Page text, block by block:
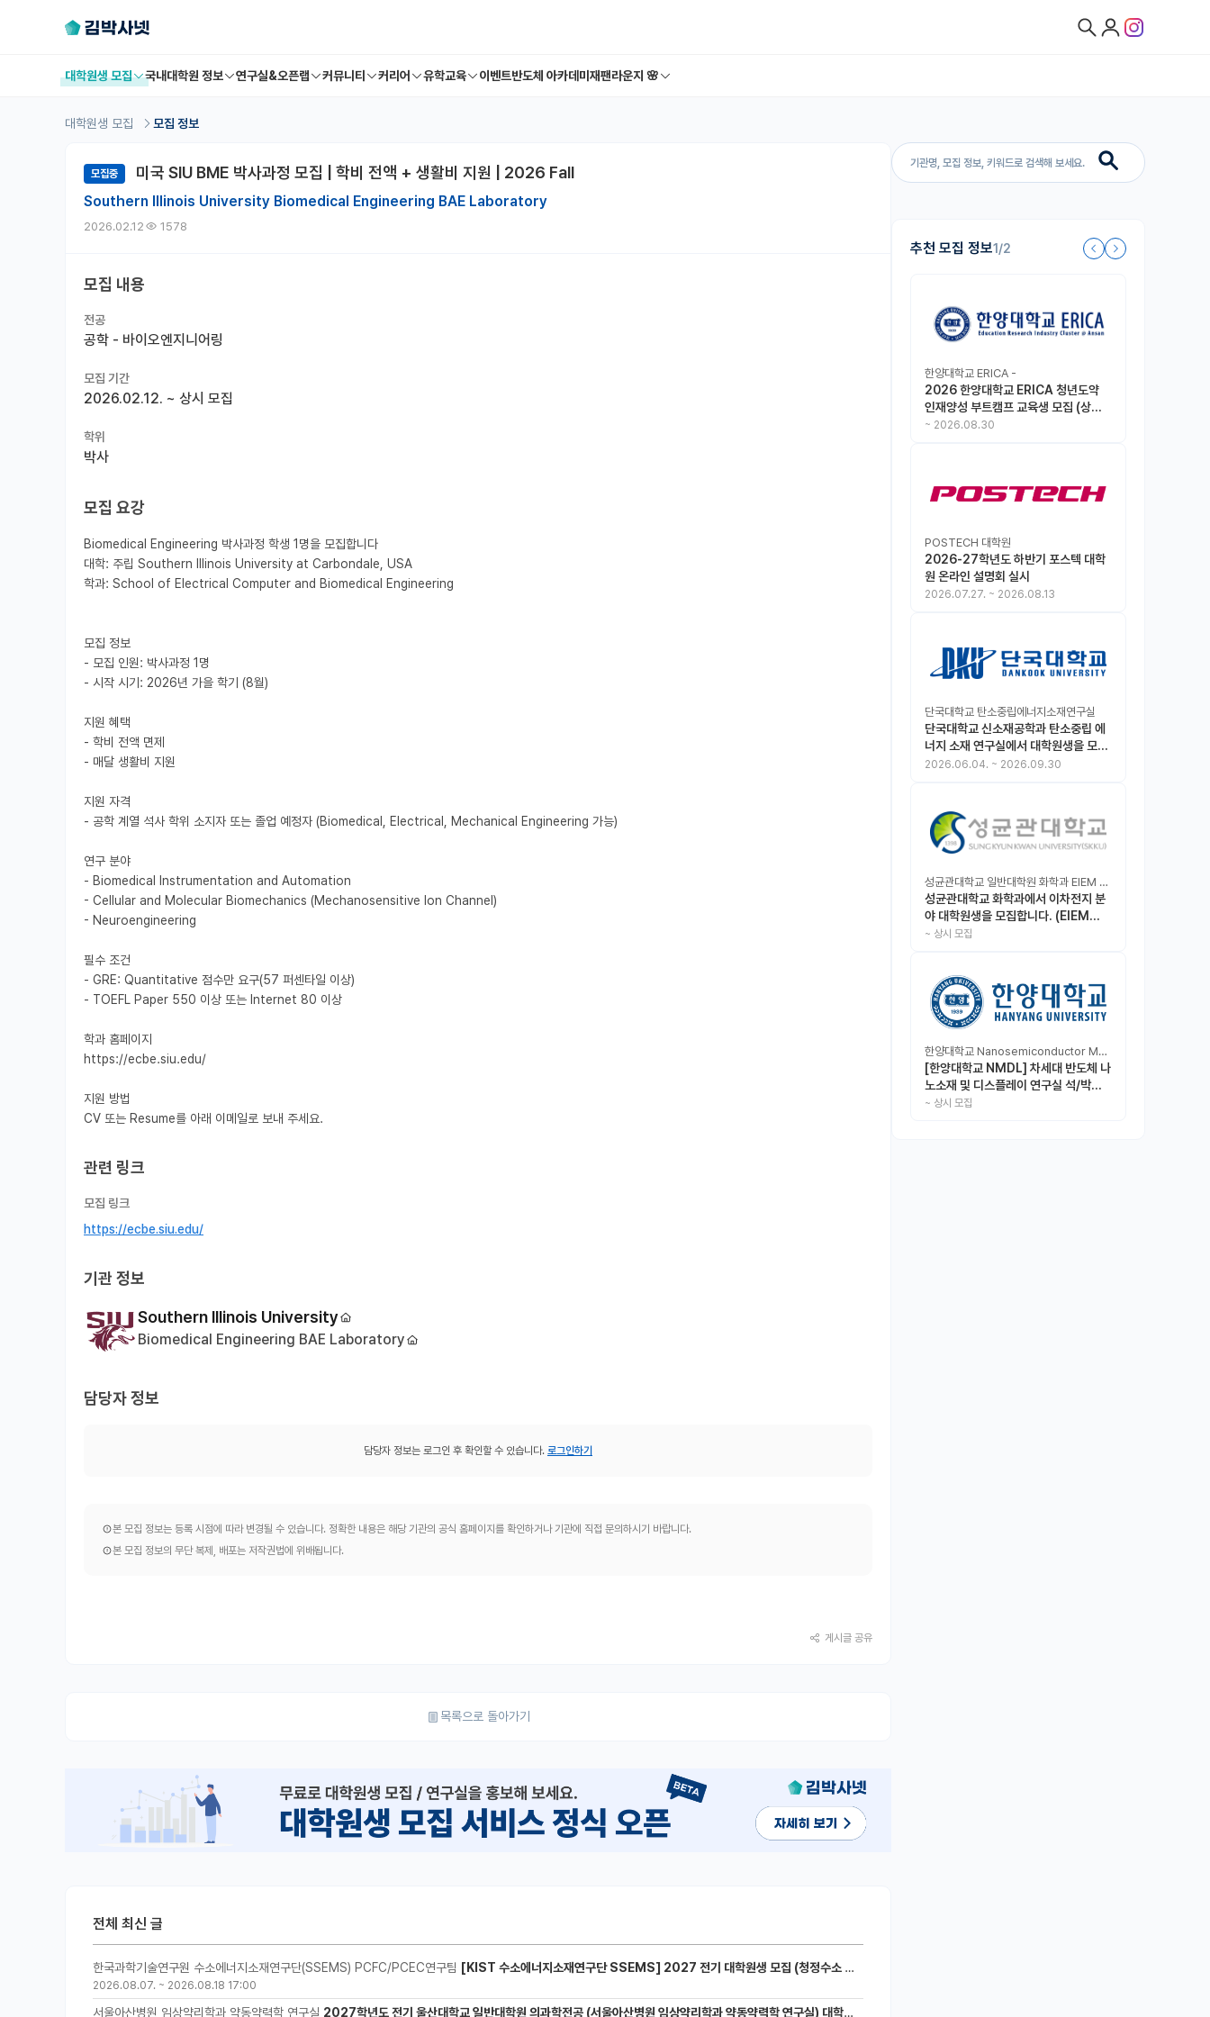
대학원생 모집 국내대학원 정보 연구실&오픈랩 커뮤니티 커리어 유학교육 이벤트반도체 아카데미 재팬라운지 🌸
대학원생 모집 모집 정보
추천 모집 정보1/2
한양대학교 ERICA -
2026 한양대학교 ERICA 청년도약
인재양성 부트캠프 교육생 모집 (상시
모집 중, 1차 마감 : ~8.30)
~ 2026.08.30
POSTECH 대학원
2026-27학년도 하반기 포스텍 대학
원 온라인 설명회 실시
2026.07.27. ~ 2026.08.13
단국대학교 탄소중립에너지소재연구실
단국대학교 신소재공학과 탄소중립 에
너지 소재 연구실에서 대학원생을 모집
합니다.
2026.06.04. ~ 2026.09.30
성균관대학교 일반대학원 화학과 EIEM Lab
성균관대학교 화학과에서 이차전지 분
야 대학원생을 모집합니다. (EIEM
Lab)
~ 상시 모집
한양대학교 Nanosemiconductor Materials & Display Laboratory
[한양대학교 NMDL] 차세대 반도체 나
노소재 및 디스플레이 연구실 석/박사/
인턴 모집
~ 상시 모집
모집중 미국 SIU BME 박사과정 모집 | 학비 전액 + 생활비 지원 | 2026 Fall
Southern Illinois University Biomedical Engineering BAE Laboratory
2026.02.12 1578
모집 내용
전공
공학 - 바이오엔지니어링
모집 기간
2026.02.12. ~ 상시 모집
학위
박사
모집 요강
Biomedical Engineering 박사과정 학생 1명을 모집합니다
대학: 주립 Southern Illinois University at Carbondale, USA
학과: School of Electrical Computer and Biomedical Engineering
모집 정보
- 모집 인원: 박사과정 1명
- 시작 시기: 2026년 가을 학기 (8월)
지원 혜택
- 학비 전액 면제
- 매달 생활비 지원
지원 자격
- 공학 계열 석사 학위 소지자 또는 졸업 예정자 (Biomedical, Electrical, Mechanical Engineering 가능)
연구 분야
- Biomedical Instrumentation and Automation
- Cellular and Molecular Biomechanics (Mechanosensitive Ion Channel)
- Neuroengineering
필수 조건
- GRE: Quantitative 점수만 요구(57 퍼센타일 이상)
- TOEFL Paper 550 이상 또는 Internet 80 이상
학과 홈페이지
https://ecbe.siu.edu/
지원 방법
관련 링크
모집 링크
https://ecbe.siu.edu/
기관 정보
Southern Illinois University
Biomedical Engineering BAE Laboratory
담당자 정보
담당자 정보는 로그인 후 확인할 수 있습니다. 로그인하기
본 모집 정보는 등록 시점에 따라 변경될 수 있습니다. 정확한 내용은 해당 기관의 공식 홈페이지를 확인하거나 기관에 직접 문의하시기 바랍니다.
본 모집 정보의 무단 복제, 배포는 저작권법에 위배됩니다.
게시글 공유
목록으로 돌아가기
전체 최신 글
한국과학기술연구원 수소에너지소재연구단(SSEMS) PCFC/PCEC연구팀 [KIST 수소에너지소재연구단 SSEMS] 2027 전기 대학원생 모집 (청정수소 생산/활용을 위한 프로톤 세라믹 전지)
2026.08.07. ~ 2026.08.18 17:00
서울아산병원 임상약리학과 약동약력학 연구실 2027학년도 전기 울산대학교 일반대학원 의과학전공 (서울아산병원 임상약리학과 약동약력학 연구실) 대학원생 모집공고